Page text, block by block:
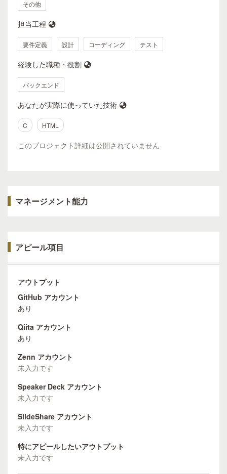
その他
担当工程
要件定義 設計 コーディング テスト
経験した職種・役割
バックエンド
あなたが実際に使っていた技術
C HTML
このプロジェクト詳細は公開されていません
マネージメント能力
アピール項目
アウトプット
GitHub アカウント
あり
Qiita アカウント
あり
Zenn アカウント
未入力です
Speaker Deck アカウント
未入力です
SlideShare アカウント
未入力です
特にアピールしたいアウトプット
未入力です